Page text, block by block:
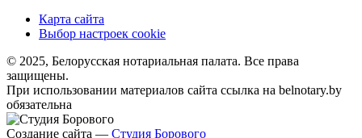
Карта сайта
Выбор настроек cookie
© 2025, Белорусская нотариальная палата. Все права
защищены.
При использовании материалов сайта ссылка на belnotary.by
обязательна
Создание сайта — Студия Борового